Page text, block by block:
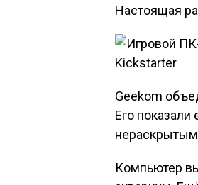
Настоящая
Geekom
Его показали
Компьютер